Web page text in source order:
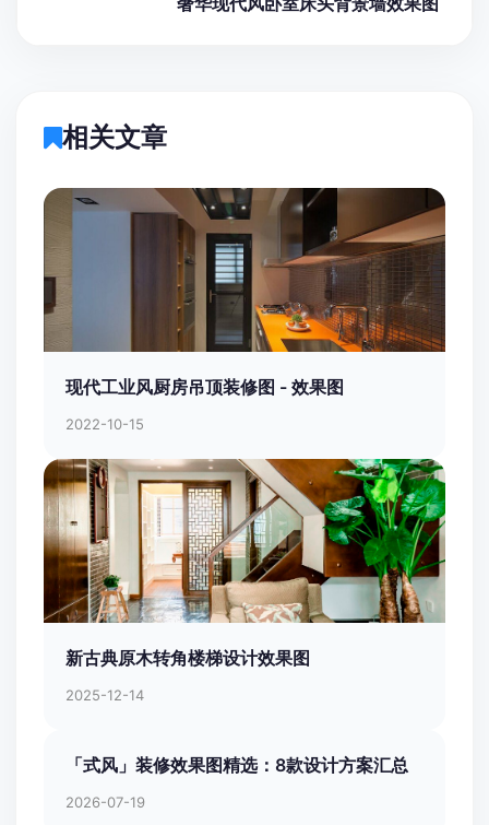
相关文章
现代工业风厨房吊顶装修图 - 效果图
2022-10-15
新古典原木转角楼梯设计效果图
2025-12-14
「式风」装修效果图精选：8款设计方案汇总
2026-07-19